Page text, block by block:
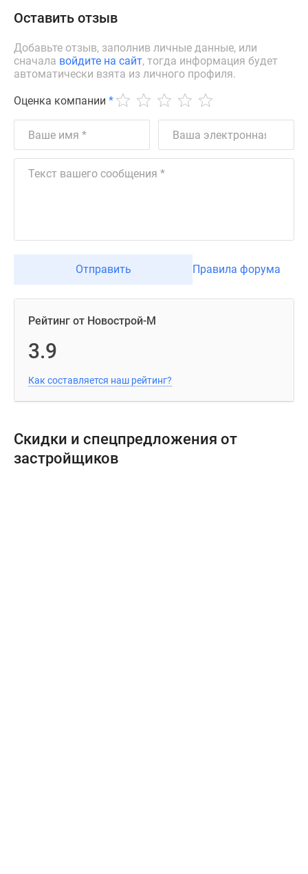
Оставить отзыв
Добавьте отзыв, заполнив личные данные, или
сначала войдите на сайт, тогда информация будет
автоматически взята из личного профиля.
Оценка компании *
Отправить Правила форума
Рейтинг от Новострой-М
3.9
Как составляется наш рейтинг?
Скидки и спецпредложения от
застройщиков